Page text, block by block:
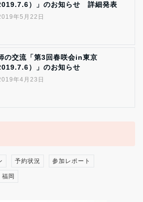
）」のお知らせ 詳細発表
年5月22日
の交流「第3回春咲会in東京
）」のお知らせ
年4月23日
予約状況 参加レポート
福岡